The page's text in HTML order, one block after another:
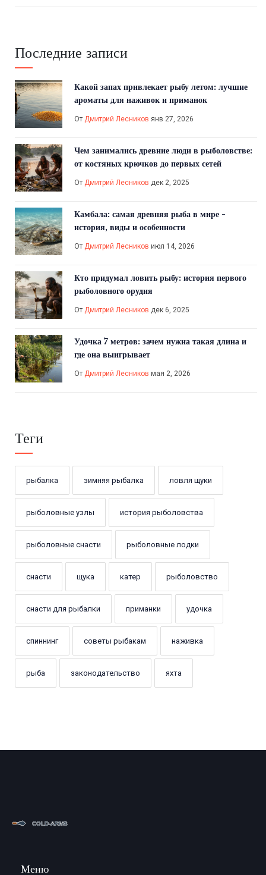
Последние записи
Какой запах привлекает рыбу летом: лучшие
ароматы для наживок и приманок
От Дмитрий Лесников янв 27, 2026
Чем занимались древние люди в рыболовстве:
от костяных крючков до первых сетей
От Дмитрий Лесников дек 2, 2025
Камбала: самая древняя рыба в мире -
история, виды и особенности
От Дмитрий Лесников июл 14, 2026
Кто придумал ловить рыбу: история первого
рыболовного орудия
От Дмитрий Лесников дек 6, 2025
Удочка 7 метров: зачем нужна такая длина и
где она выигрывает
От Дмитрий Лесников мая 2, 2026
Теги
рыбалка зимняя рыбалка ловля щуки
рыболовные узлы история рыболовства
рыболовные снасти рыболовные лодки
снасти щука катер рыболовство
снасти для рыбалки приманки удочка
спиннинг советы рыбакам наживка
рыба законодательство яхта
Меню